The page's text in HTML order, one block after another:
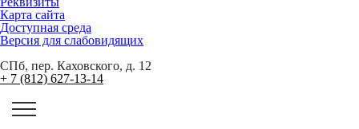
Карта сайта
Доступная среда
Версия для слабовидящих
СПб, пер. Каховского, д. 12
+ 7 (812) 627-13-14